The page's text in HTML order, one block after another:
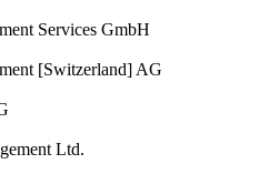
Services GmbH
[Switzerland] AG
Ltd.